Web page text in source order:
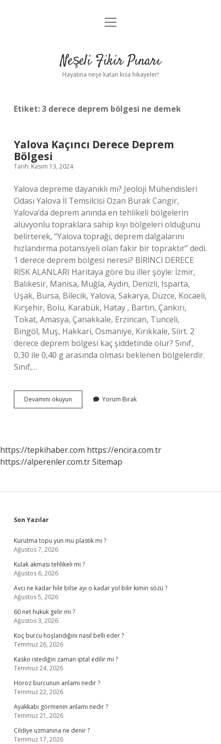
Anasayfa
Yasal Uyarı
menüyü
Neşeli Fikir Pınarı
Hayatına neşe katan kısa hikayeler!
Etiket:3 derece deprem bölgesi ne demek
Yalova Kaçıncı Derece Deprem
Bölgesi
Tarih: Kasım 13, 2024
Yalova depreme dayanıklı mı? Jeoloji Mühendisleri
Odası Yalova İl Temsilcisi Ozan Burak Cangir,
Yalova’da deprem anında en tehlikeli bölgelerin
alüvyonlu topraklara sahip kıyı bölgeleri olduğunu
belirterek, “Yalova toprağı, deprem dalgalarını
hızlandırma potansiyeli olan fakir bir topraktır” dedi.
1 derece deprem bölgesi neresi? BİRİNCİ DERECE
RİSK ALANLARI Haritaya göre bu iller şöyle: İzmir,
Balıkesir, Manisa, Muğla, Aydın, Denizli, Isparta,
Uşak, Bursa, Bilecik, Yalova, Sakarya, Düzce, Kocaeli,
Kırşehir, Bolu, Karabük, Hatay , Bartın, Çankırı,
Tokat, Amasya, Çanakkale, Erzincan, Tunceli,
Bingöl, Muş, Hakkari, Osmaniye, Kırıkkale, Siirt. 2
derece deprem bölgesi kaç şiddetinde olur? Sınıf,
0,30 ile 0,40 g arasında olması beklenen bölgelerdir.
Sınıf,…
Devamını okuyun
Kaçıncı
Yorum Bırak
https://tepkihaber.com https://encira.com.tr
https://alperenler.com.trSitemap
Sidebar
Son Yazılar
Kurutma topu yün mü plastik mi ?
Ağustos 7, 2026
Kulak akması tehlikeli mi ?
Ağustos 6, 2026
Avcı ne kadar hile bilse ayı o kadar yol bilir kimin sözü ?
Ağustos 5, 2026
60 net hukuk gelir mi ?
Ağustos 3, 2026
Koç burcu hoşlandığını nasıl belli eder ?
Temmuz 26, 2026
Kasko istediğin zaman iptal edilir mi ?
Temmuz 24, 2026
Horoz burcunun anlamı nedir ?
Temmuz 22, 2026
Ayakkabı görmenin anlamı nedir ?
Temmuz 21, 2026
Cildiye uzmanına ne denir ?
Temmuz 17, 2026